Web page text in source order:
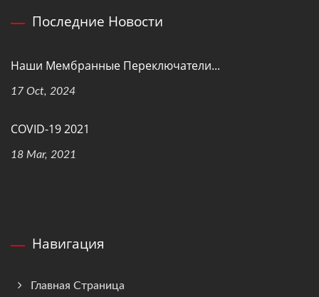
Последние Новости
Наши Мембранные Переключатели...
17 Oct, 2024
COVID-19 2021
18 Mar, 2021
Навигация
Главная Страница